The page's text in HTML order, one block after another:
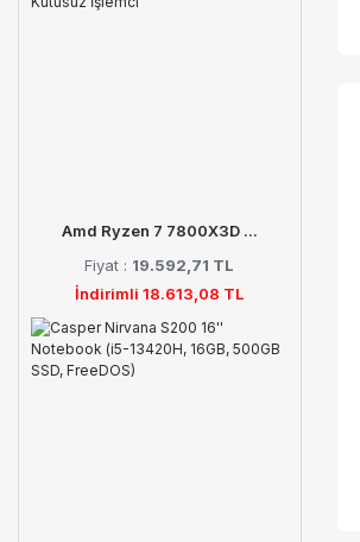
Amd Ryzen 7 7800X3D ...
Fiyat : 19.592,71 TL
İndirimli 18.613,08 TL